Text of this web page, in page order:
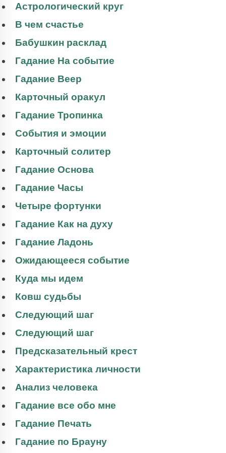
Астрологический круг
В чем счастье
Бабушкин расклад
Гадание На событие
Гадание Веер
Карточный оракул
Гадание Тропинка
События и эмоции
Карточный солитер
Гадание Основа
Гадание Часы
Четыре фортунки
Гадание Как на духу
Гадание Ладонь
Ожидающееся событие
Куда мы идем
Ковш судьбы
Следующий шаг
Следующий шаг
Предсказательный крест
Характеристика личности
Анализ человека
Гадание все обо мне
Гадание Печать
Гадание по Брауну